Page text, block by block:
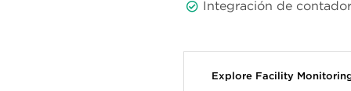
Integración de
Explore Facility